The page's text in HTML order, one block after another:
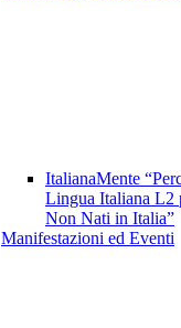
ItalianaMente
Lingua Italiana L2
Non Nati in Italia”
Manifestazioni ed Eventi